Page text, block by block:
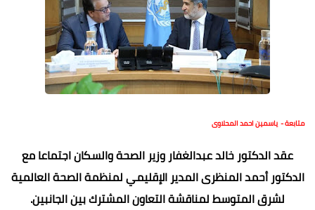
متابعة - ياسمين احمد المحلاوى
عقد الدكتور خالد عبدالغفار وزير الصحة والسكان اجتماعا مع
الدكتور أحمد المنظرى المدير الإقليمي لمنظمة الصحة العالمية
لشرق المتوسط لمناقشة التعاون المشترك بين الجانبين.